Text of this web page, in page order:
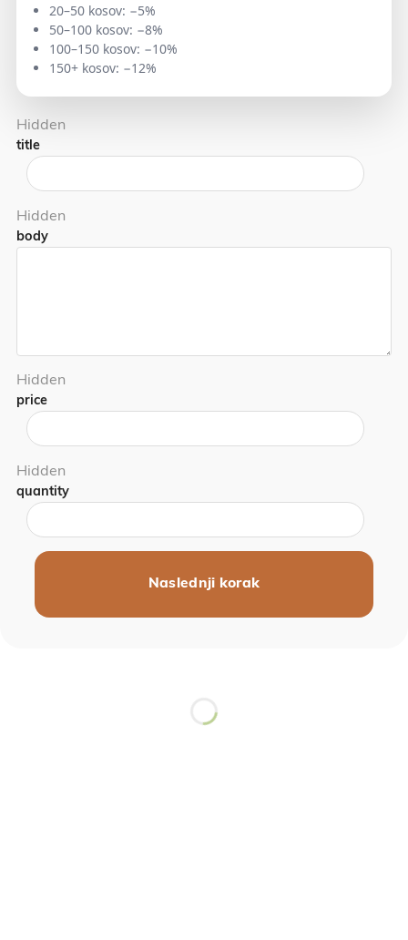
20–50 kosov: −5%
50–100 kosov: −8%
100–150 kosov: −10%
150+ kosov: −12%
Hidden
title
Hidden
body
Hidden
price
Hidden
quantity